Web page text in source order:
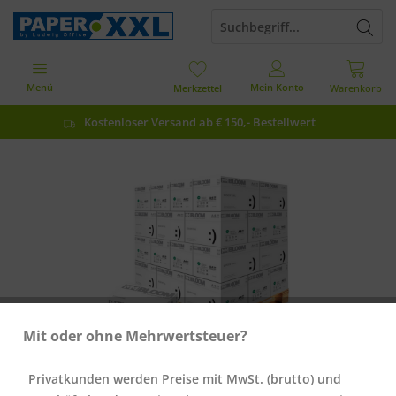
Kostenloser Versand ab € 150,- Bestellwert
Warenkorb
Merkzettel Mein Konto
Menü
Mit oder ohne Mehrwertsteuer?
Privatkunden werden Preise mit MwSt. (brutto) und